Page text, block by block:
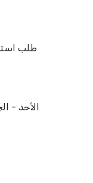
طلب
الأحد -